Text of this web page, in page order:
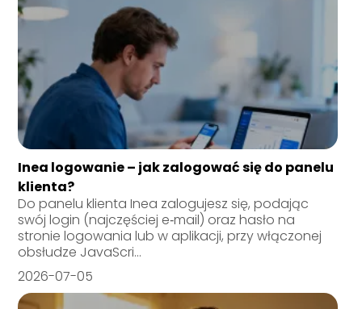
Inea logowanie – jak zalogować się do panelu
klienta?
Do panelu klienta Inea zalogujesz się, podając
swój login (najczęściej e‑mail) oraz hasło na
stronie logowania lub w aplikacji, przy włączonej
obsłudze JavaScri...
2026-07-05